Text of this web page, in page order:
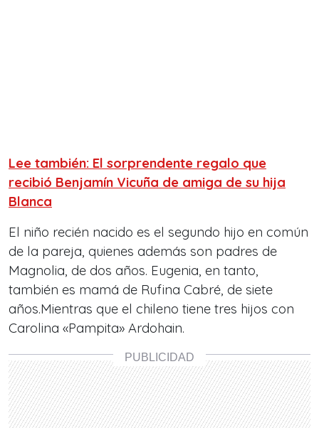
Lee también: El sorprendente regalo que
recibió Benjamín Vicuña de amiga de su hija
Blanca
El niño recién nacido es el segundo hijo en común
de la pareja, quienes además son padres de
Magnolia, de dos años. Eugenia, en tanto,
también es mamá de Rufina Cabré, de siete
años.Mientras que el chileno tiene tres hijos con
Carolina «Pampita» Ardohain.